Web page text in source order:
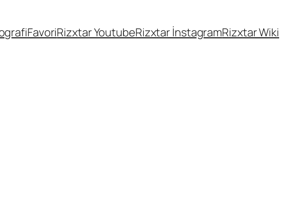
FavoriRizxtar YoutubeRizxtar İnstagramRizxtar Wiki